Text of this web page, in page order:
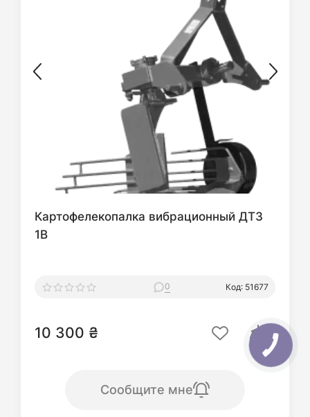
Картофелекопалка вибрационный ДТЗ
1В
0 Код: 51677
10 300 ₴
Сообщите мне